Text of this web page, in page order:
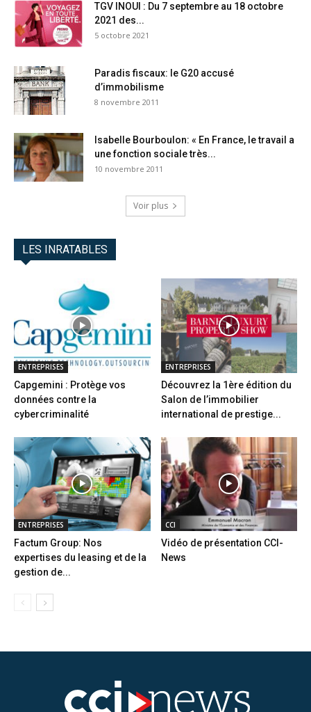
TGV INOUI : Du 7 septembre au 18 octobre
2021 des...
5 octobre 2021
Paradis fiscaux: le G20 accusé
d’immobilisme
8 novembre 2011
Isabelle Bourboulon: « En France, le travail a
une fonction sociale très...
10 novembre 2011
Voir plus
LES INRATABLES
ENTREPRISES
Capgemini : Protège vos
données contre la
cybercriminalité
ENTREPRISES
Découvrez la 1ère édition du
Salon de l’immobilier
international de prestige...
ENTREPRISES
Factum Group: Nos
expertises du leasing et de la
gestion de...
CCI
Vidéo de présentation CCI-
News